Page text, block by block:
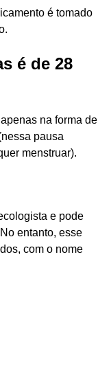
é tomado
é de 28
na forma de
pausa
menstruar).
e pode
entanto, esse
com o nome